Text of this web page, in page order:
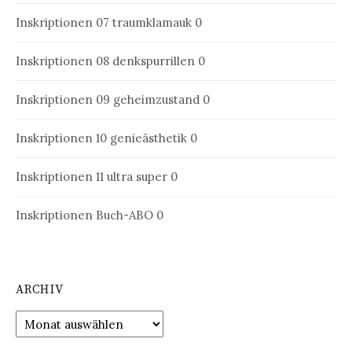
Inskriptionen 07 traumklamauk 0
Inskriptionen 08 denkspurrillen 0
Inskriptionen 09 geheimzustand 0
Inskriptionen 10 genieästhetik 0
Inskriptionen 11 ultra super 0
Inskriptionen Buch-ABO 0
ARCHIV
Archiv